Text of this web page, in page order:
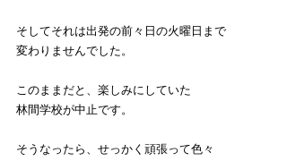
そしてそれは出発の前々日の火曜日まで
変わりませんでした。
このままだと、楽しみにしていた
林間学校が中止です。
そうなったら、せっかく頑張って色々